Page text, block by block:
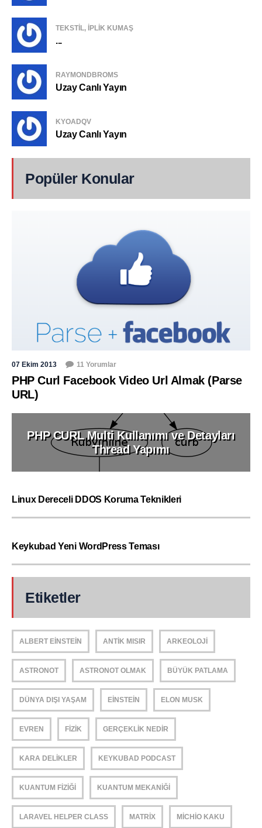
TEKSTIL, IPLIK KUMAŞ
...
RAYMONDBROMS
Uzay Canlı Yayın
KYOADQV
Uzay Canlı Yayın
Popüler Konular
07 Ekim 2013 11 Yorumlar
PHP Curl Facebook Video Url Almak (Parse
URL)
PHP CURL Multi Kullanımı ve Detayları
Thread Yapımı
Linux Dereceli DDOS Koruma Teknikleri
Keykubad Yeni WordPress Teması
Etiketler
ALBERT EINSTEIN ANTIK MISIR ARKEOLOJI
ASTRONOT ASTRONOT OLMAK BÜYÜK PATLAMA
DÜNYA DIŞI YAŞAM EINSTEIN ELON MUSK
EVREN FIZIK GERÇEKLIK NEDIR
KARA DELIKLER KEYKUBAD PODCAST
KUANTUM FIZIĞI KUANTUM MEKANIĞI
LARAVEL HELPER CLASS MATRIX MICHIO KAKU